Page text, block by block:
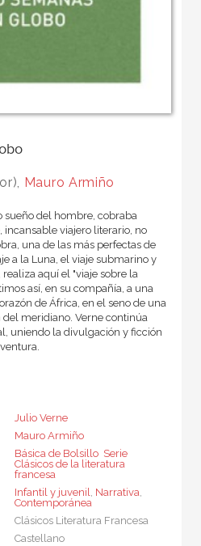
Mauro Armiño
sueño del hombre, cobraba
incansable viajero literario, no
una de las más perfectas de
a la Luna, el viaje submarino y
aquí el "viaje sobre la
así, en su compañía, a una
de África, en el seno de una
meridiano. Verne continúa
uniendo la divulgación y ficción
Julio Verne
Mauro Armiño
Básica de Bolsillo  Serie
Clásicos de la literatura
francesa
Infantil y juvenil, Narrativa,
Contemporánea
Clásicos Literatura Francesa
Castellano